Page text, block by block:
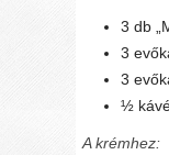
3 db
3
3
½
A krémhez: